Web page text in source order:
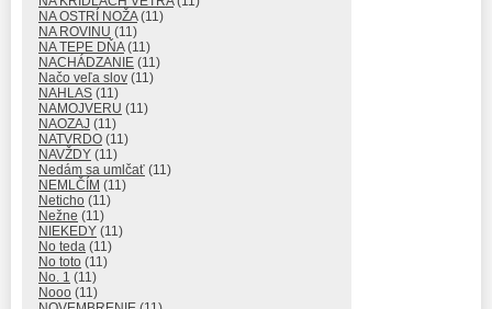
NA OSTRÍ NOŽA(11)
NA ROVINU (11)
NA TEPE DŇA(11)
NACHÁDZANIE (11)
Načo veľa slov (11)
NAHLAS (11)
NAMOJVERU (11)
NAOZAJ (11)
NATVRDO (11)
NAVŽDY (11)
Nedám sa umlčať (11)
NEMLČÍM (11)
Neticho (11)
Nežne (11)
NIEKEDY (11)
No teda (11)
No toto (11)
No. 1 (11)
Nooo (11)